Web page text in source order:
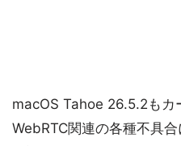
macOS Tahoe 26.5.2もカ
WebRTC関連の各種不具